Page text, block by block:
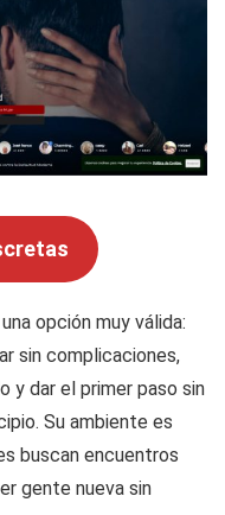
opción muy válida:
sin complicaciones,
y dar el primer paso sin
Su ambiente es
buscan encuentros
gente nueva sin